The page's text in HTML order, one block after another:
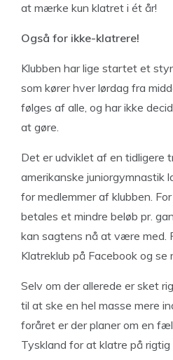
at mærke kun klatret i ét år!
Også for ikke-klatrere!
Klubben har lige startet et
som kører hver lørdag fra
følges af alle, og har ikke
at gøre.
Det er udviklet af en tidligere
amerikanske juniorgymnastik
for medlemmer af klubben.
betales et mindre beløb pr.
kan sagtens nå at være med.
Klatreklub på Facebook og se
Selv om der allerede er sket
til at ske en hel masse mere
foråret er der planer om en
Tyskland for at klatre på rigtig